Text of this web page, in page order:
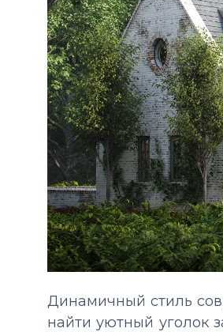
Динамичный стиль
найти уютный уголок